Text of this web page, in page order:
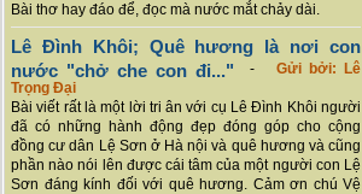
Bài thơ hay đáo để, đọc mà nước mắt chảy dài.
Lê Đình Khôi; Quê hương là nơi con
nước "chở che con đi..." - Gửi bởi: Lê
Trọng Đại
Bài viết rất là một lời tri ân với cụ Lê Đình Khôi người
đã có những hành động đẹp đóng góp cho cộng
đồng cư dân Lệ Sơn ở Hà nội và quê hương và cũng
phần nào nói lên được cái tâm của một người con Lệ
Sơn đáng kính đối với quê hương. Cảm ơn chú Vệ